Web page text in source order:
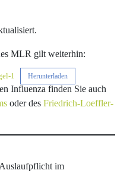
MLR gilt weiterhin:
1 Herunterladen
Influenza finden Sie auch
oder des Friedrich-Loeffler-
im